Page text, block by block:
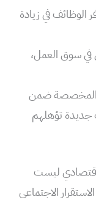
الوظائف في زيادة
في سوق العمل،
المخصصة ضمن
جديدة تؤهلهم
ليست
الاجتماعي